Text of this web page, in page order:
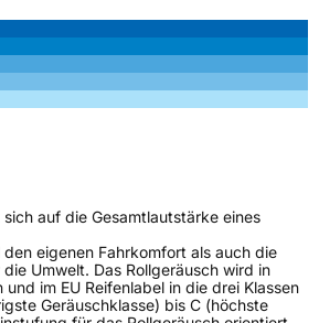
auf die Gesamtlautstärke eines
eigenen Fahrkomfort als auch die
Umwelt. Das Rollgeräusch wird in
im EU Reifenlabel in die drei Klassen
Geräuschklasse) bis C (höchste